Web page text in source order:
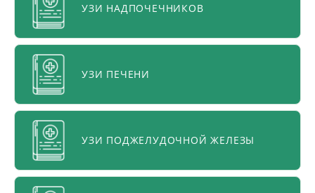
УЗИ НАДПОЧЕЧНИКОВ
УЗИ ПЕЧЕНИ
УЗИ ПОДЖЕЛУДОЧНОЙ ЖЕЛЕЗЫ